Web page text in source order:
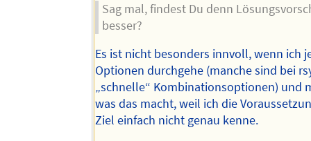
Sag mal, findest Du denn
besser?
Es ist nicht besonders innvoll, wenn ich
Optionen durchgehe (manche sind bei
„schnelle“ Kombinationsoptionen) und
was das macht, weil ich die
Ziel einfach nicht genau kenne.